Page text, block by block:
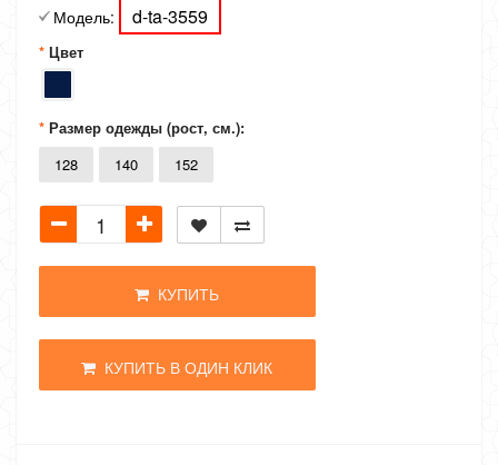
Модель: d-ta-3559
Цвет
Размер одежды (рост, см.):
128
140 152
КУПИТЬ
КУПИТЬ В ОДИН КЛИК